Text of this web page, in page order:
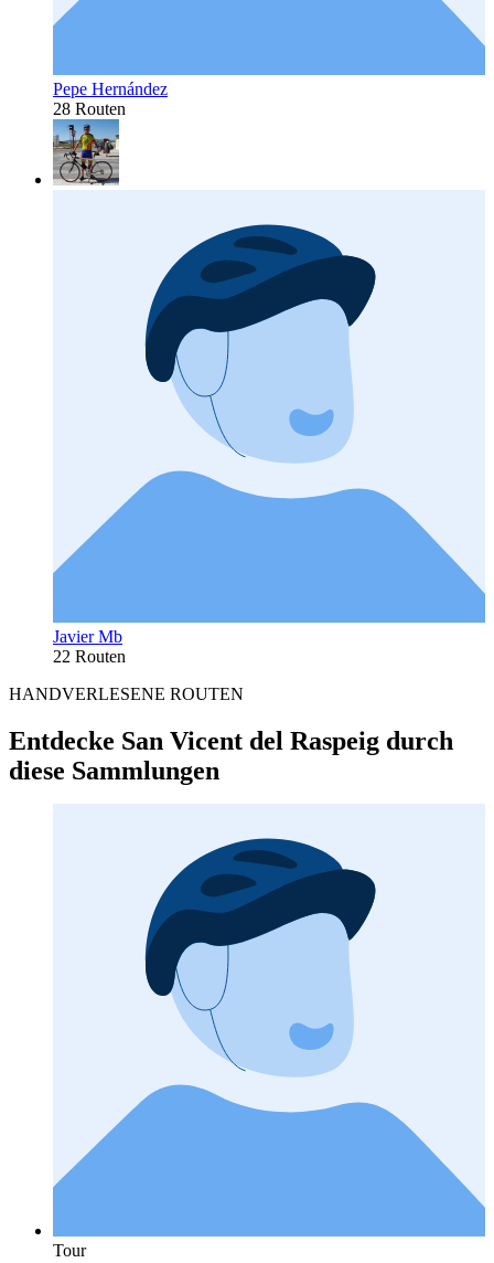
Pepe Hernández
28 Routen
Javier Mb
22 Routen
HANDVERLESENE ROUTEN
Entdecke San Vicent del Raspeig durch
diese Sammlungen
Tour